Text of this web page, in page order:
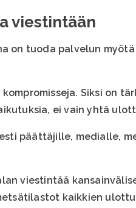
viestintään
on tuoda palvelun
Siksi on
ei vain yhtä
päättäjille, medialle,
viestintää
kaikkien